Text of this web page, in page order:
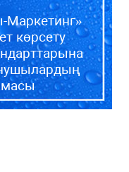
Маркетинг»
көрсету